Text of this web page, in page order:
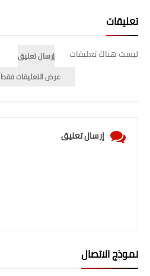
تعليقات
ليست هناك تعليقات
إرسال تعليق
عرض التعليقات فقط
إرسال تعليق
نموذج الاتصال